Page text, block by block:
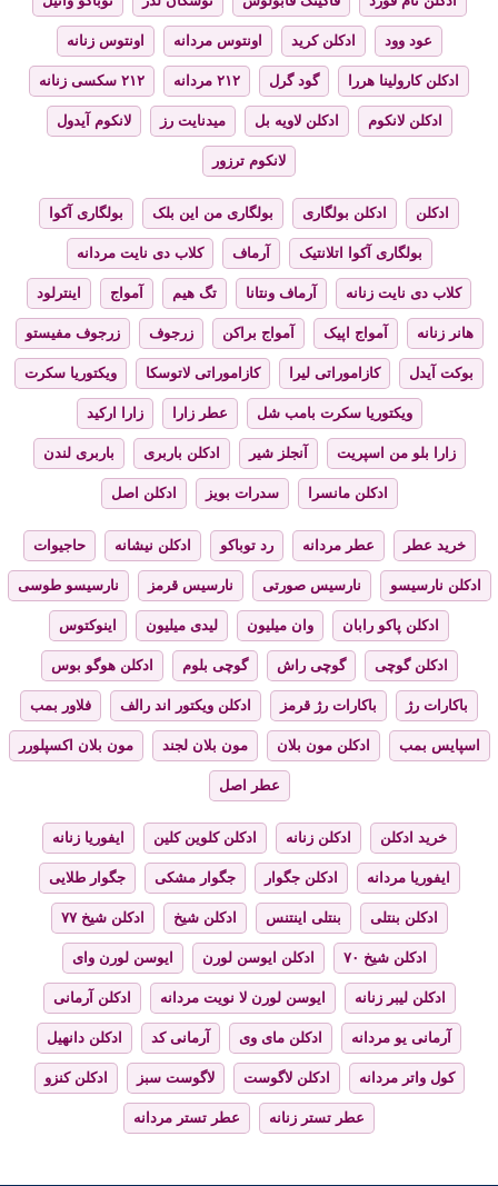
عود وود ادکلن کرید اونتوس مردانه اونتوس زنانه
ادکلن کارولینا هررا گود گرل ۲۱۲ مردانه ۲۱۲ سکسی زنانه
ادکلن لانکوم ادکلن لاویه بل میدنایت رز لانکوم آیدول
لانکوم ترزور
ادکلن ادکلن بولگاری بولگاری من این بلک بولگاری آکوا
بولگاری آکوا اتلانتیک آرماف کلاب دی نایت مردانه
کلاب دی نایت زنانه آرماف ونتانا تگ هیم آمواج اینترلود
هانر زنانه آمواج اپیک آمواج براکن زرجوف زرجوف مفیستو
بوکت آیدل کازاموراتی لیرا کازاموراتی لاتوسکا ویکتوریا سکرت
ویکتوریا سکرت بامب شل عطر زارا زارا ارکید
زارا بلو من اسپریت آنجلز شیر ادکلن باربری باربری لندن
ادکلن مانسرا سدرات بویز ادکلن اصل
خرید عطر عطر مردانه رد توباکو ادکلن نیشانه حاجیوات
ادکلن نارسیسو نارسیس صورتی نارسیس قرمز نارسیسو طوسی
ادکلن پاکو رابان وان میلیون لیدی میلیون اینوکتوس
ادکلن گوچی گوچی راش گوچی بلوم ادکلن هوگو بوس
باکارات رژ باکارات رژ قرمز ادکلن ویکتور اند رالف فلاور بمب
اسپایس بمب ادکلن مون بلان مون بلان لجند مون بلان اکسپلورر
عطر اصل
خرید ادکلن ادکلن زنانه ادکلن کلوین کلین ایفوریا زنانه
ایفوریا مردانه ادکلن جگوار جگوار مشکی جگوار طلایی
ادکلن بنتلی بنتلی اینتنس ادکلن شیخ ادکلن شیخ ۷۷
ادکلن شیخ ۷۰ ادکلن ایوسن لورن ایوسن لورن وای
ادکلن لیبر زنانه ایوسن لورن لا نویت مردانه ادکلن آرمانی
آرمانی یو مردانه ادکلن مای وی آرمانی کد ادکلن دانهیل
کول واتر مردانه ادکلن لاگوست لاگوست سبز ادکلن کنزو
عطر تستر زنانه عطر تستر مردانه